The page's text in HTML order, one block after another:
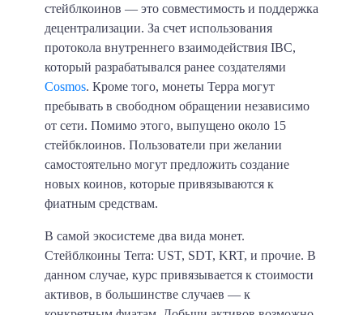
стейблкоинов — это совместимость и поддержка
децентрализации. За счет использования
протокола внутреннего взаимодействия IBC,
который разрабатывался ранее создателями
Cosmos. Кроме того, монеты Терра могут
пребывать в свободном обращении независимо
от сети. Помимо этого, выпущено около 15
стейбклоинов. Пользователи при желании
самостоятельно могут предложить создание
новых коинов, которые привязываются к
фиатным средствам.
В самой экосистеме два вида монет.
Стейблкоины Terra: UST, SDT, KRT, и прочие. В
данном случае, курс привязывается к стоимости
активов, в большинстве случаев — к